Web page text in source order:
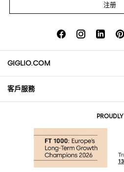
注册
GIGLIO.COM
About
Community Store
客戶服務
退货与退款
PROUDLY